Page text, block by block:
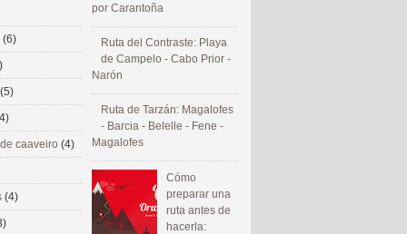
por Carantoña
Ruta del Contraste: Playa
de Campelo - Cabo Prior -
Narón
Ruta de Tarzán: Magalofes
- Barcia - Belelle - Fene -
Magalofes
Cómo
preparar una
ruta antes de
hacerla:
(6)
(5)
caaveiro (4)
(4)